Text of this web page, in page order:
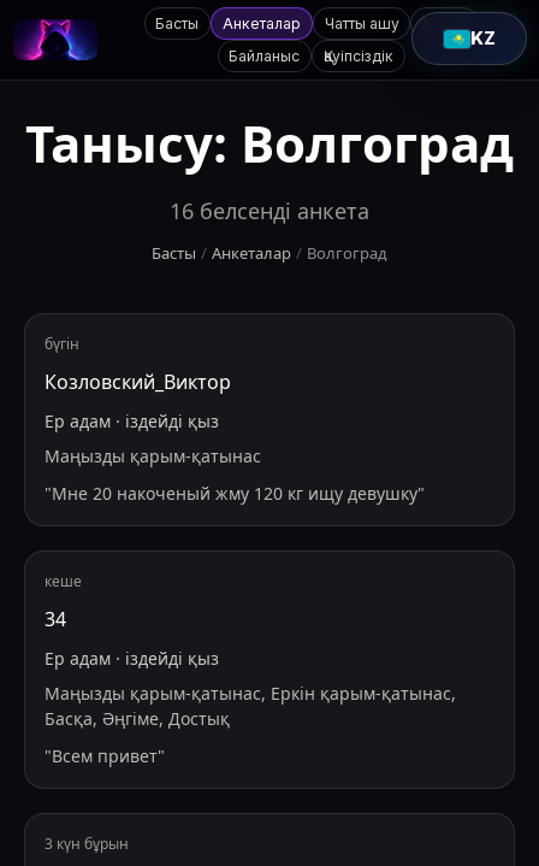
Басты Анкеталар Чатты ашу
Қолдау
Байланыс
Қауіпсіздік
KZ
Танысу: Волгоград
16 белсенді анкета
Басты / Анкеталар / Волгоград
бүгін
Козловский_Виктор
Ер адам · іздейді қыз
Маңызды қарым-қатынас
"Мне 20 накоченый жму 120 кг ищу девушку"
кеше
34
Ер адам · іздейді қыз
Маңызды қарым-қатынас, Еркін қарым-қатынас,
Басқа, Әңгіме, Достық
"Всем привет"
3 күн бұрын